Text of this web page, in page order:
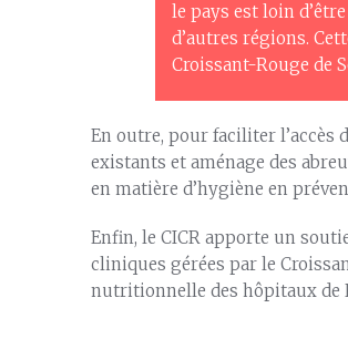
le pays est loin
d’autres régions.
Croissant-Rouge de
En outre, pour faciliter l’accès
existants et aménage des
en matière d’hygiène en
Enfin, le CICR apporte un
cliniques gérées par le
nutritionnelle des hôpitaux de